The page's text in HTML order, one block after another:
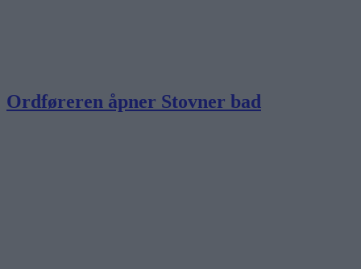
Ordføreren åpner Stovner bad